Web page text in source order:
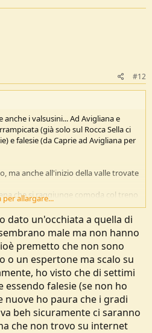
#12
i valsusini... Ad Avigliana e
(già solo sul Rocca Sella ci
e falesie (da Caprie ad Avigliana per
ma anche all'inizio della valle trovate
che si raggiunge comoda col treno
per allargare...
dato un'occhiata a quella di
male ma non hanno
premetto che non sono
o un espertone ma scalo su
ho visto che di settimi
essendo falesie (se non ho
nuove ho paura che i gradi
beh sicuramente ci saranno
che non trovo su internet